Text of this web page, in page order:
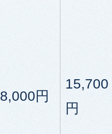
8,000円
15,700
円